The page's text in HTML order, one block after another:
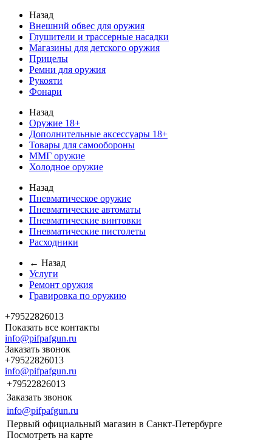
Назад
Внешний обвес для оружия
Глушители и трассерные насадки
Магазины для детского оружия
Прицелы
Ремни для оружия
Рукояти
Фонари
Назад
Оружие 18+
Дополнительные аксессуары 18+
Товары для самообороны
ММГ оружие
Холодное оружие
Назад
Пневматическое оружие
Пневматические автоматы
Пневматические винтовки
Пневматические пистолеты
Расходники
← Назад
Услуги
Ремонт оружия
Гравировка по оружию
+79522826013
Показать все контакты
info@pifpafgun.ru
Заказать звонок
+79522826013
info@pifpafgun.ru
+79522826013
Заказать звонок
info@pifpafgun.ru
Первый официальный магазин в Санкт-Петербурге
Посмотреть на карте